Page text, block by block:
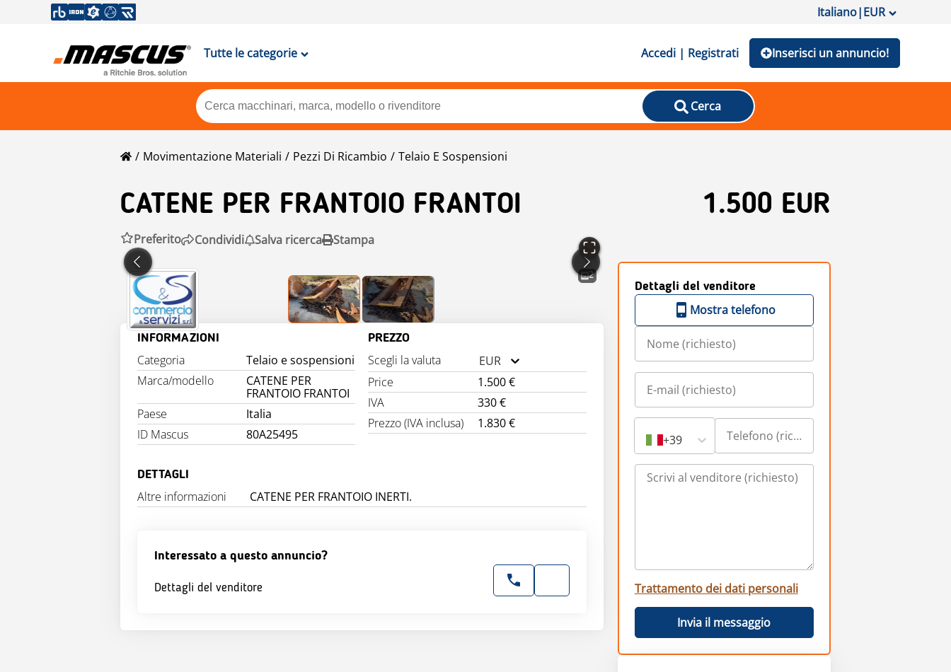
Italiano|EUR
Tutte le categorie Accedi | Registrati Inserisci un annuncio!
Cerca
Movimentazione Materiali Pezzi Di Ricambio Telaio E Sospensioni
CATENE PER FRANTOIO FRANTOI 1.500 EUR
Preferito Condividi Salva ricerca Stampa
2
INFORMAZIONI
Categoria
Telaio e sospensioni
Marca/modello
CATENE PER
FRANTOIO FRANTOI
Paese
Italia
ID Mascus
80A25495
PREZZO
Scegli la valuta
EUR
Price
1.500 €
IVA
330 €
Prezzo (IVA inclusa)
1.830 €
DETTAGLI
Altre informazioni CATENE PER FRANTOIO INERTI.
Interessato a questo annuncio?
Dettagli del venditore
Dettagli del venditore
Mostra telefono
+39
Trattamento dei dati personali
Invia il messaggio